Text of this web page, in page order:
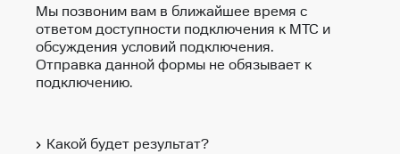
Мы позвоним вам в ближайшее время с
ответом доступности подключения к МТС и
обсуждения условий подключения.
Отправка данной формы не обязывает к
подключению.
Какой будет результат?